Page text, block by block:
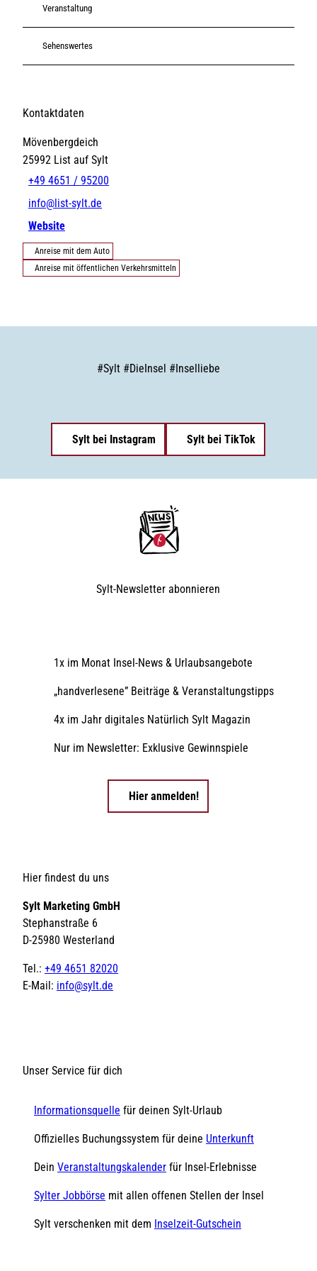
Veranstaltung
Sehenswertes
Kontaktdaten
Mövenbergdeich
25992 List auf Sylt
+49 4651 / 95200
info@list-sylt.de
Website
Anreise mit dem Auto
Anreise mit öffentlichen Verkehrsmitteln
#Sylt #DieInsel #Inselliebe
Sylt bei Instagram Sylt bei TikTok
Sylt-Newsletter abonnieren
1x im Monat Insel-News & Urlaubsangebote
„handverlesene” Beiträge & Veranstaltungstipps
4x im Jahr digitales Natürlich Sylt Magazin
Nur im Newsletter: Exklusive Gewinnspiele
Hier anmelden!
Hier findest du uns
Sylt Marketing GmbH
Stephanstraße 6
D-25980 Westerland
Tel.: +49 4651 82020
E-Mail: info@sylt.de
Unser Service für dich
Informationsquelle für deinen Sylt-Urlaub
Offizielles Buchungssystem für deine Unterkunft
Dein Veranstaltungskalender für Insel-Erlebnisse
Sylter Jobbörse mit allen offenen Stellen der Insel
Sylt verschenken mit dem Inselzeit-Gutschein